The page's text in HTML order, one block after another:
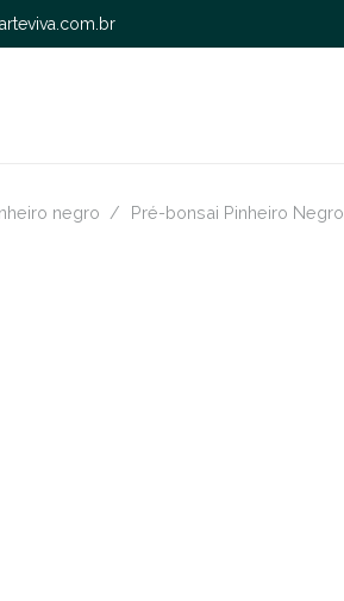
negro / Pré-bonsai Pinheiro Negro